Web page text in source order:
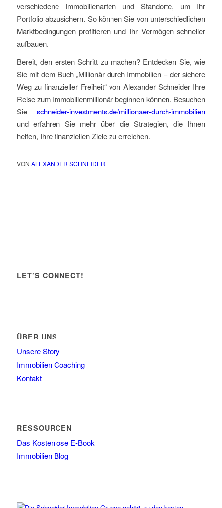
verschiedene Immobilienarten und Standorte, um Ihr
Portfolio abzusichern. So können Sie von unterschiedlichen
Marktbedingungen profitieren und Ihr Vermögen schneller
aufbauen.
Bereit, den ersten Schritt zu machen? Entdecken Sie, wie
Sie mit dem Buch „Millionär durch Immobilien – der sichere
Weg zu finanzieller Freiheit“ von Alexander Schneider Ihre
Reise zum Immobilienmillionär beginnen können. Besuchen
Sieschneider-investments.de/millionaer-durch-immobilien
und erfahren Sie mehr über die Strategien, die Ihnen
helfen, Ihre finanziellen Ziele zu erreichen.
VON ALEXANDER SCHNEIDER
LET’S CONNECT!
ÜBER UNS
Unsere Story
Immobilien Coaching
Kontakt
RESSOURCEN
Das Kostenlose E-Book
Immobilien Blog